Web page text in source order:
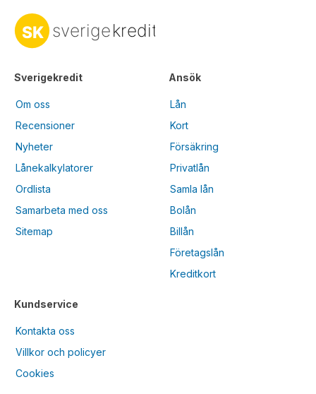
Sverigekredit
Om oss
Recensioner
Nyheter
Lånekalkylatorer
Ordlista
Samarbeta med oss
Sitemap
Kundservice
Kontakta oss
Villkor och policyer
Cookies
Ansök
Lån
Kort
Försäkring
Privatlån
Samla lån
Bolån
Billån
Företagslån
Kreditkort